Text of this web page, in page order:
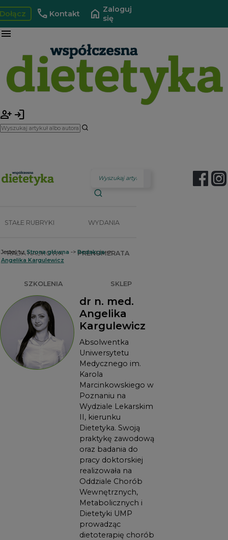
call Kontakt home Zaloguj
się
menu
person_add login
STAŁE RUBRYKI WYDANIA
RADA NAUKOWA PRENUMERATA
SZKOLENIA SKLEP
Jesteś tu:Strona główna -> Redakcja->
Angelika Kargulewicz
dr n. med.
Angelika
Kargulewicz
Absolwentka
Uniwersytetu
Medycznego im.
Karola
Marcinkowskiego w
Poznaniu na
Wydziale Lekarskim
II, kierunku
Dietetyka. Swoją
praktykę zawodową
oraz badania do
pracy doktorskiej
realizowała na
Oddziale Chorób
Wewnętrznych,
Metabolicznych i
Dietetyki UMP
prowadząc
dietoterapię chorób